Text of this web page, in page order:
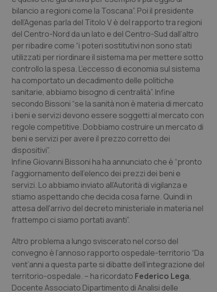
bilancio a regioni come la Toscana”. Poi il presidente
dell’Agenas parla del Titolo V è del rapporto tra regioni
del Centro-Nord da un lato e del Centro-Sud dall’altro
per ribadire come “i poteri sostitutivi non sono stati
utilizzati per riordinare il sistema ma per mettere sotto
controllo la spesa. L’eccesso di economia sul sistema
ha comportato un decadimento delle politiche
sanitarie, abbiamo bisogno di centralità”. Infine
secondo Bissoni “se la sanità non è materia di mercato
i beni e servizi devono essere soggetti al mercato con
regole competitive. Dobbiamo costruire un mercato di
beni e servizi per avere il prezzo corretto dei
dispositivi”.
Infine Giovanni Bissoni ha ha annunciato che è “pronto
l'aggiornamento dell'elenco dei prezzi dei beni e
servizi. Lo abbiamo inviato all’Autorità di vigilanza e
stiamo aspettando che decida cosa farne. Quindi in
attesa dell'arrivo del decreto ministeriale in materia nel
frattempo ci siamo portati avanti”.
Altro problema a lungo sviscerato nel corso del
convegno è l’annoso rapporto ospedale-territorio “Da
vent’anni a questa parte si dibatte dell’integrazione del
territorio-ospedale. – ha ricordato Federico Lega,
Docente Associato Dipartimento di Analisi delle